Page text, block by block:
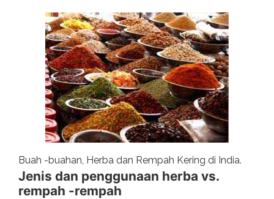
Buah -buahan, Herba dan Rempah Kering di India.
Jenis dan penggunaan herba vs.
rempah -rempah